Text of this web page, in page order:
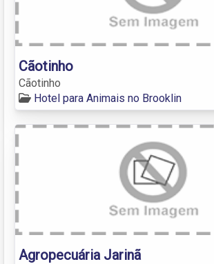
Cãotinho
Cãotinho
Hotel para Animais no Brooklin
Agropecuária Jarinã